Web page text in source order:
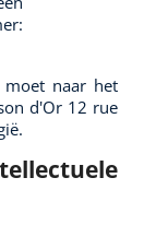
moet naar het
d'Or 12 rue